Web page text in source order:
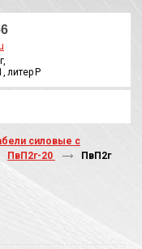
литер Р
силовые с
ПвП2г-20
ПвП2г